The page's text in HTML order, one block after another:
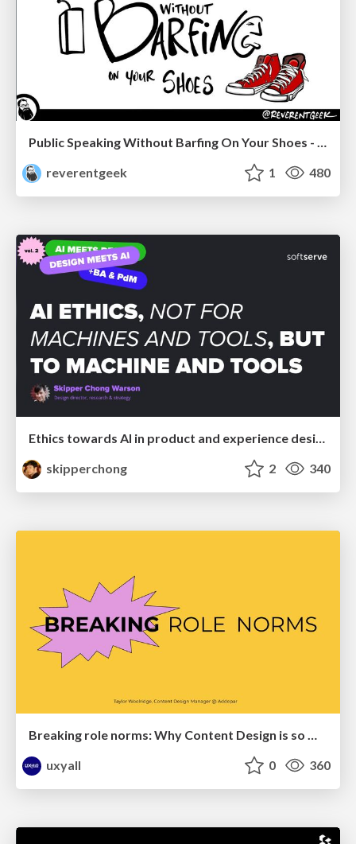
Public Speaking Without Barfing On Your Shoes - THAT 2023
reverentgeek
1 480
Ethics towards AI in product and experience design
skipperchong
2 340
Breaking role norms: Why Content Design is so much more than writing copy - Taylor Woolridge
uxyall
0 360